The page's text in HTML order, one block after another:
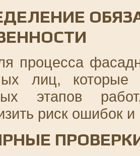
процесса
лиц,
этапов
риск ошибок и